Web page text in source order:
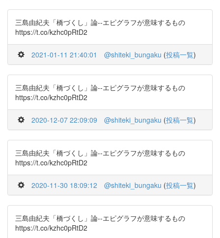
三島由紀夫「橋づくし」論--エピグラフが意味するもの
https://t.co/kzhc0pRtD2
2021-01-11 21:40:01 @shiteki_bungaku (投稿一覧)
三島由紀夫「橋づくし」論--エピグラフが意味するもの
https://t.co/kzhc0pRtD2
2020-12-07 22:09:09 @shiteki_bungaku (投稿一覧)
三島由紀夫「橋づくし」論--エピグラフが意味するもの
https://t.co/kzhc0pRtD2
2020-11-30 18:09:12 @shiteki_bungaku (投稿一覧)
三島由紀夫「橋づくし」論--エピグラフが意味するもの
https://t.co/kzhc0pRtD2